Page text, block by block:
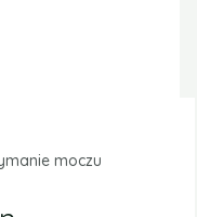
moczu